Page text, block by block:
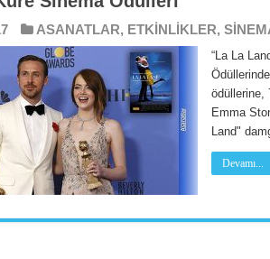
ASANATLAR, ETKİNLİKLER,
“La La
ödüllerine,
Emma
Land"
Devamı...